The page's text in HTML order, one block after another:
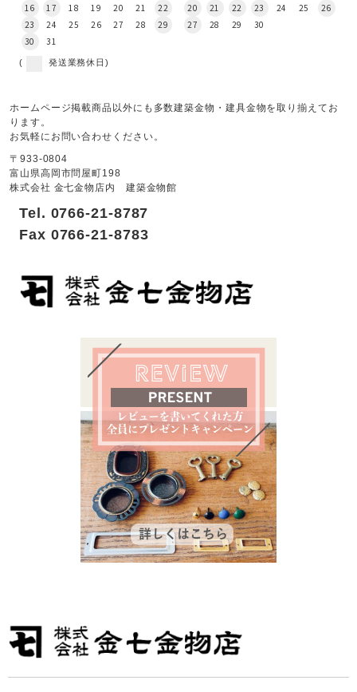
16
17 18 19 20 21
22
23
24 25 26 27 28
29
30
31
20
21 22 23 24 25
26
27
28 29 30
( 発送業務休日)
ホームページ掲載商品以外にも多数建築金物・建具金物を取り揃えてお
ります。
お気軽にお問い合わせください。
〒933-0804
富山県高岡市問屋町198
株式会社 金七金物店内 建築金物館
Tel. 0766-21-8787
Fax 0766-21-8783